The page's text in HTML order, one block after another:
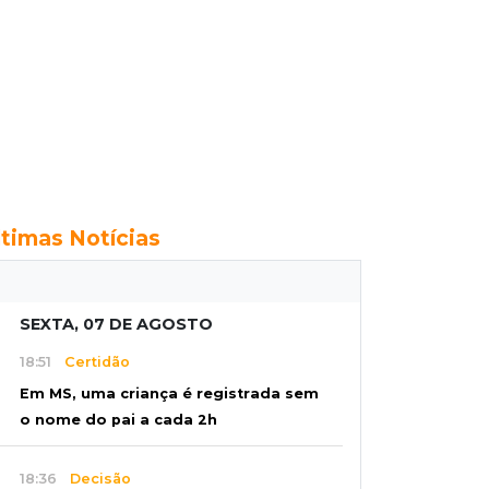
Notícias
SEXTA, 07 DE AGOSTO
18:51 Certidão
Em MS, uma criança é registrada sem
o nome do pai a cada 2h
18:36 Decisão